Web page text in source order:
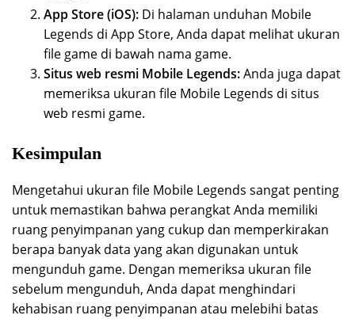
App Store (iOS): Di halaman unduhan Mobile
Legends di App Store, Anda dapat melihat ukuran
file game di bawah nama game.
Situs web resmi Mobile Legends:Anda juga dapat
memeriksa ukuran file Mobile Legends di situs
web resmi game.
Kesimpulan
Mengetahui ukuran file Mobile Legends sangat penting
untuk memastikan bahwa perangkat Anda memiliki
ruang penyimpanan yang cukup dan memperkirakan
berapa banyak data yang akan digunakan untuk
mengunduh game. Dengan memeriksa ukuran file
sebelum mengunduh, Anda dapat menghindari
kehabisan ruang penyimpanan atau melebihi batas